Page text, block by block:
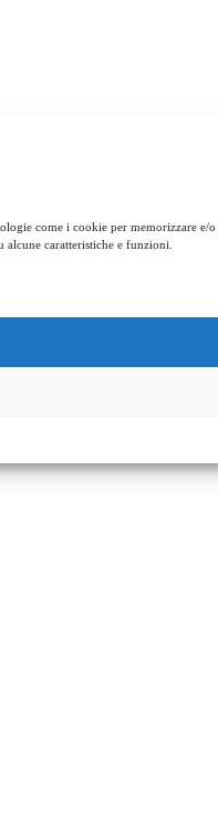
come i cookie per memorizzare
caratteristiche e funzioni.